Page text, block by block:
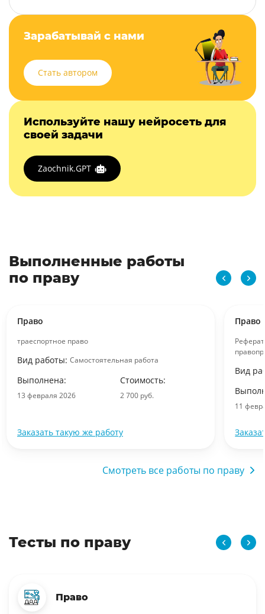
Зарабатывай с нами
Стать автором
Используйте нашу нейросеть для
своей задачи
Zaochnik.GPT
Выполненные работы
по праву
Право
траеспортное право
Вид работы: Самостоятельная работа
Выполнена:
13 февраля 2026
Стоимость:
2 700 руб.
Заказать такую же работу
Право
Вид
11
Смотреть все работы по праву
Тесты по праву
Право